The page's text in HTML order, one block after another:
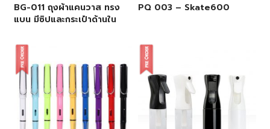
BG-011 ถุงผ้าแคนวาส ทรง
แบน มีซิปและกระเป๋าด้านใน
PQ 003 – Skate600